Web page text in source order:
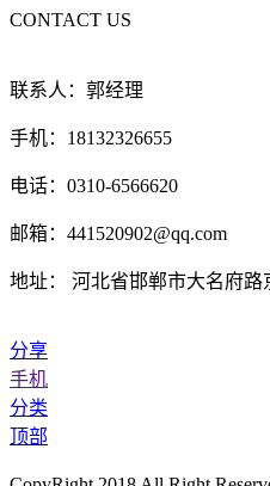
CONTACT US
联系人：郭经理
手机：18132326655
电话：0310-6566620
邮箱：441520902@qq.com
地址： 河北省邯郸市大名府路
分享
手机
分类
顶部